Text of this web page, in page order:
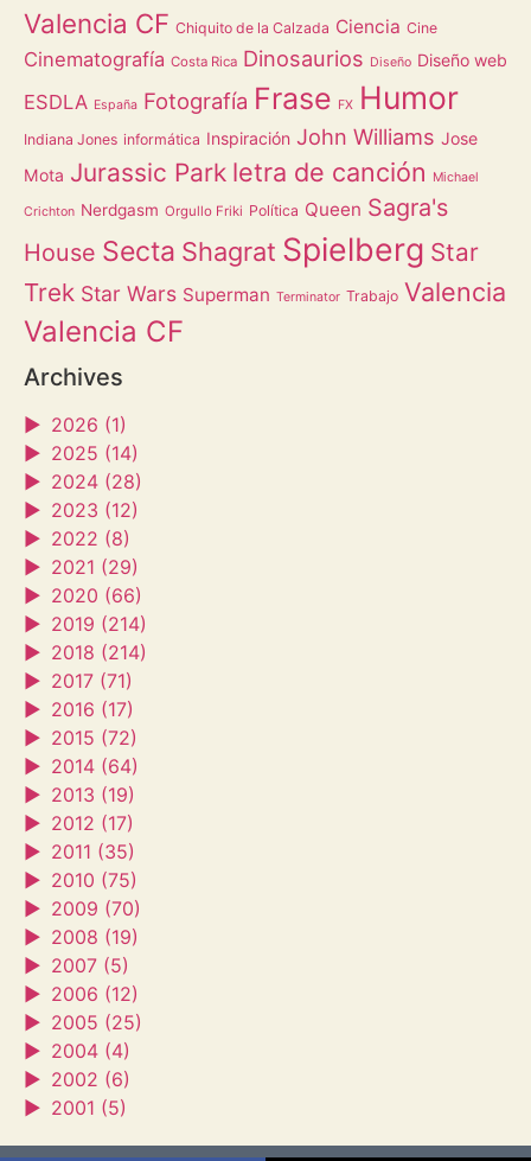
Valencia CF Chiquito de la Calzada Ciencia Cine
Cinematografía Costa Rica Dinosaurios Diseño Diseño web
ESDLA España Fotografía Frase FX Humor
Indiana Jones informática Inspiración John Williams Jose
Mota Jurassic Park letra de canción Michael
Crichton Nerdgasm Orgullo Friki Política Queen Sagra's
House Secta Shagrat Spielberg Star
Trek Star Wars Superman Terminator Trabajo Valencia
Valencia CF
Archives
► 2026 (1)
► 2025 (14)
► 2024 (28)
► 2023 (12)
► 2022 (8)
► 2021 (29)
► 2020 (66)
► 2019 (214)
► 2018 (214)
► 2017 (71)
► 2016 (17)
► 2015 (72)
► 2014 (64)
► 2013 (19)
► 2012 (17)
► 2011 (35)
► 2010 (75)
► 2009 (70)
► 2008 (19)
► 2007 (5)
► 2006 (12)
► 2005 (25)
► 2004 (4)
► 2002 (6)
► 2001 (5)